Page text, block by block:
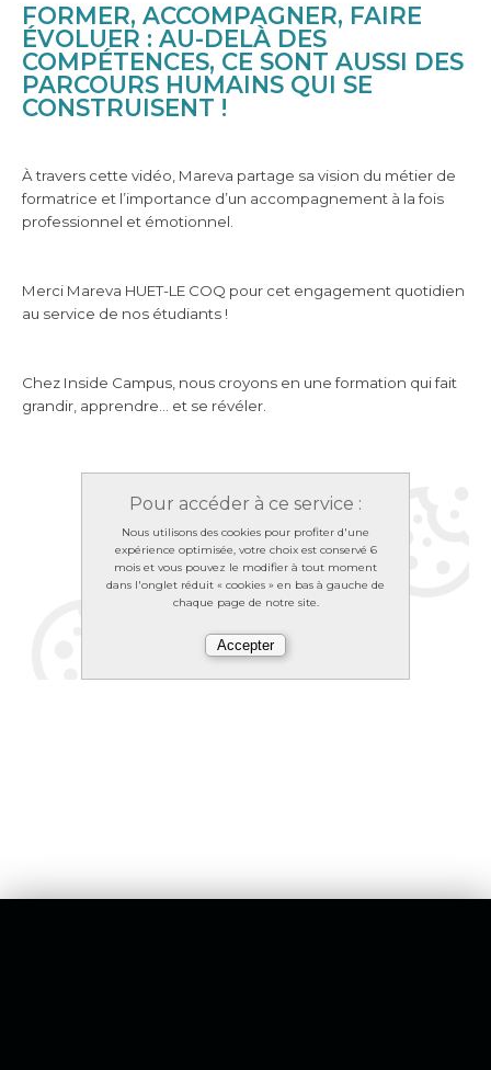
FORMER, ACCOMPAGNER, FAIRE
ÉVOLUER : AU-DELÀ DES
COMPÉTENCES, CE SONT AUSSI DES
PARCOURS HUMAINS QUI SE
CONSTRUISENT !
À travers cette vidéo, Mareva partage sa vision du métier de
formatrice et l’importance d’un accompagnement à la fois
professionnel et émotionnel.
Merci Mareva HUET-LE COQ pour cet engagement quotidien
au service de nos étudiants !
Chez Inside Campus, nous croyons en une formation qui fait
grandir, apprendre… et se révéler.
Pour accéder à ce service :
Nous utilisons des cookies pour profiter d'une
expérience optimisée, votre choix est conservé 6
mois et vous pouvez le modifier à tout moment
dans l'onglet réduit « cookies » en bas à gauche de
chaque page de notre site.